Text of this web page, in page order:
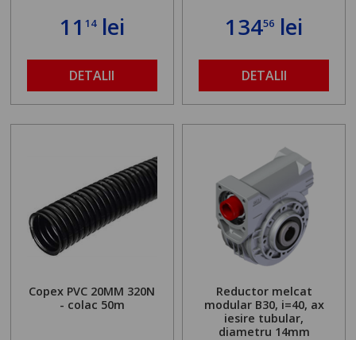
11 14lei
DETALII
13456 lei
DETALII
Copex PVC 20MM 320N
- colac 50m
Reductor melcat
modular B30, i=40, ax
iesire tubular,
diametru 14mm